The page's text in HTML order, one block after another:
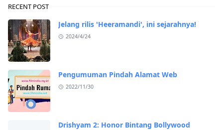
RECENT POST
Jelang rilis 'Heeramandi', ini sejarahnya!
2024/4/24
Pengumuman Pindah Alamat Web
2022/11/30
Drishyam 2: Honor Bintang Bollywood